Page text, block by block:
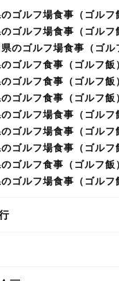
ゴルフ場食事（ゴルフ
ゴルフ場食事（ゴルフ
のゴルフ場食事（ゴル
ゴルフ食事（ゴルフ飯
ゴルフ食事（ゴルフ飯
ゴルフ食事（ゴルフ飯
ゴルフ場食事（ゴルフ
ゴルフ場食事（ゴルフ
ゴルフ場食事（ゴルフ
ゴルフ食事（ゴルフ飯
ゴルフ場食事（ゴルフ